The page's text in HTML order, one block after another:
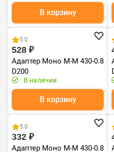
трубы, адаптер котла из
нержавейкиВ корзину
Хит продаж
5.0
528 ₽
Адаптер Моно М-М 430-0.8
D200
В наличии
В корзину
Хит продаж
5.0
332 ₽
Адаптер Моно М-М 430-0.8